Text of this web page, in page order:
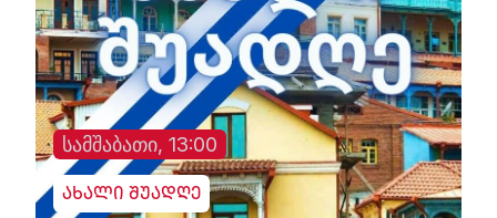
სამშაბათი, 13:00
ახალი შუადღე